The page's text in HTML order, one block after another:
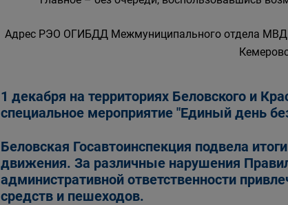
Адрес РЭО ОГИБДД Межмуниципального отдела МВД
1 декабря на территориях Беловского и
специальное мероприятие "Единый день
Беловская Госавтоинспекция подвела
движения. За различные нарушения
административной ответственности
средств и пешеходов.